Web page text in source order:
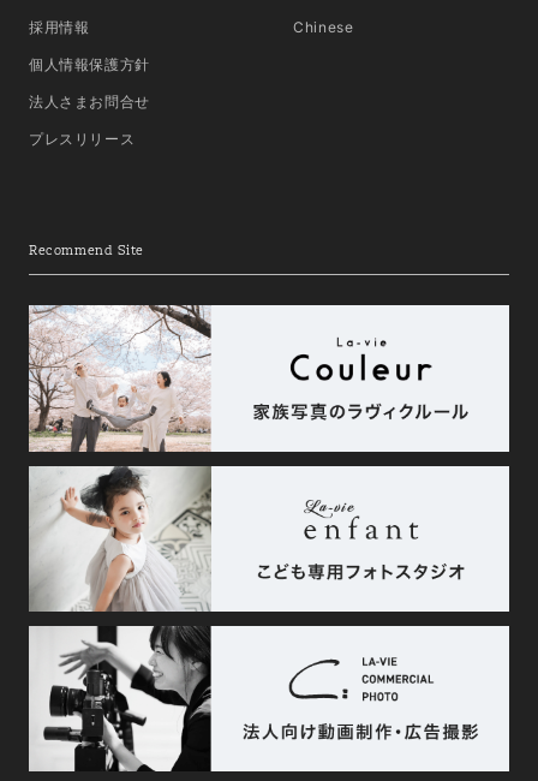
採用情報
個人情報保護方針
法人さまお問合せ
プレスリリース
Chinese
Recommend Site